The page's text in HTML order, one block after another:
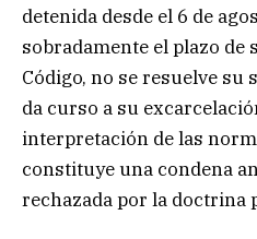
detenida desde el 6 de
sobradamente el plazo de
Código, no se resuelve
da curso a su
interpretación de las
constituye una condena
rechazada por la doctrina